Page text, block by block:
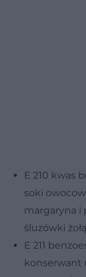
E 210 kwas
soki
margaryna i
śluzówki
E 211
konserwant